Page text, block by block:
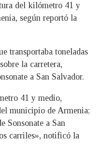
del kilómetro 41 y
según reportó la
transportaba toneladas
la carretera,
a San Salvador.
41 y medio,
municipio de Armenia;
Sonsonate a San
carriles», notificó la